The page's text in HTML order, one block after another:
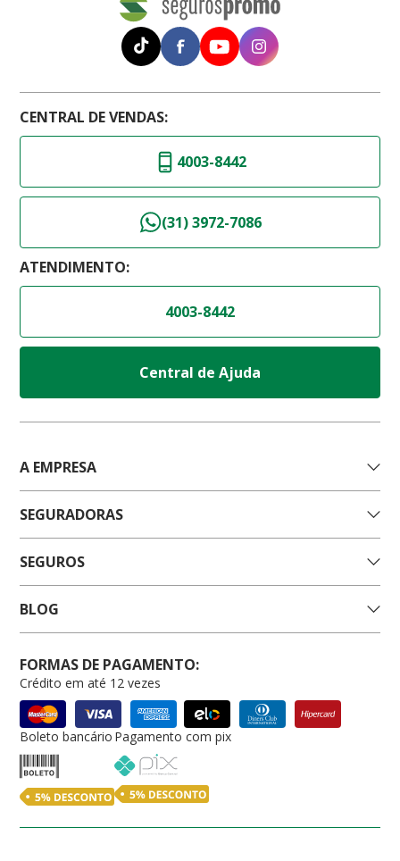
CENTRAL DE VENDAS:
4003-8442
(31) 3972-7086
ATENDIMENTO:
4003-8442
Central de Ajuda
A EMPRESA
SEGURADORAS
SEGUROS
BLOG
FORMAS DE PAGAMENTO:
Crédito em até 12 vezes
Boleto bancário Pagamento com pix